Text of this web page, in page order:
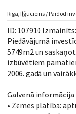
Meklēt īpašumu
Novērtēt
Uzņēmums
Pakalpojumi
Rīga, Iļģuciems / Pārdod
ID: 107910
Piedāvājumā
5749m2 un
izbūvētiem
2006. gadā un
Galvenā
• Zemes platība: